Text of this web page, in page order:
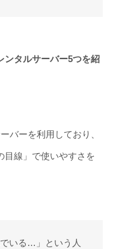
ンタルサーバー5つを紹
バーを利用しており、
目線」で使いやすさを
いる…」という人